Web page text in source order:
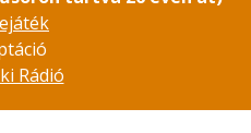
Rádió